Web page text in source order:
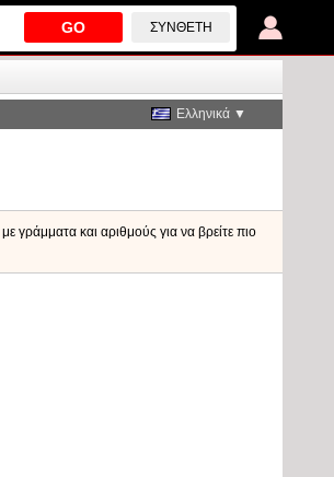
GO ΣΎΝΘΕΤΗ
Ελληνικά ▼
γράμματα και αριθμούς για να βρείτε πιο